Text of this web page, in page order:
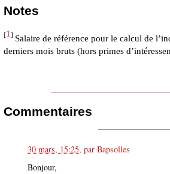
Notes
[1 ] Salaire de référence pour le calcul de
derniers mois bruts (hors primes
Commentaires
30 mars, 15:25, par Bapsolles
Bonjour,